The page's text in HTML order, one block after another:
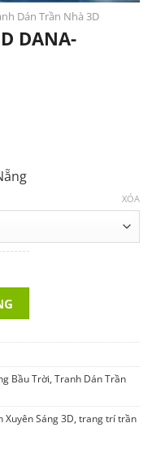
Dán Trần Nhà 3D
DANA-
XÓA
₫.
0 số lượng
Bầu Trời, Tranh Dán Trần
Xuyên Sáng 3D, trang trí trần